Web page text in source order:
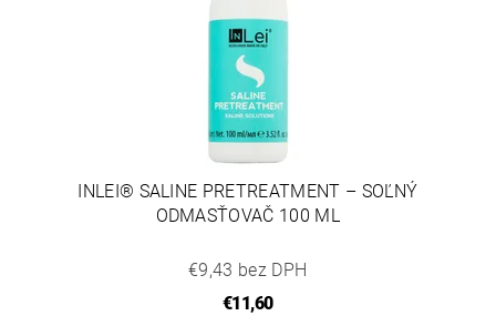
INLEI® SALINE PRETREATMENT – SOĽNÝ
ODMASŤOVAČ 100 ML
€9,43 bez DPH
€11,60